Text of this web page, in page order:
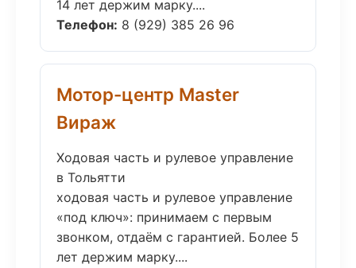
14 лет держим марку....
Телефон: 8 (929) 385 26 96
Мотор-центр Master
Вираж
Ходовая часть и рулевое управление
в Тольятти
ходовая часть и рулевое управление
«под ключ»: принимаем с первым
звонком, отдаём с гарантией. Более 5
лет держим марку....